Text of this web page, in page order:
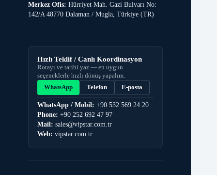
Merkez Ofis: Hürriyet Mah. Gazi Bulvarı No:
142/A 48770 Dalaman / Mugla, Türkiye (TR)
Hızlı Teklif / Canlı Koordinasyon
Rotayı ve tarihi yaz — en uygun
seçeneklerle hızlı dönüş yapalım.
WhatsApp
Telefon E-posta
WhatsApp / Mobil: +90 532 569 24 20
Phone: +90 252 692 47 97
Mail: sales@vipstar.com.tr
Web: vipstar.com.tr